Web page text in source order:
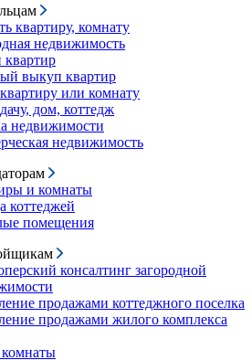
квартиру, комнату
недвижимость
выкуп квартир
или комнату
дом, коттедж
недвижимости
недвижимость
и комнаты
коттеджей
помещения
консалтинг загородной
продажами коттеджного поселка
продажами жилого комплекса